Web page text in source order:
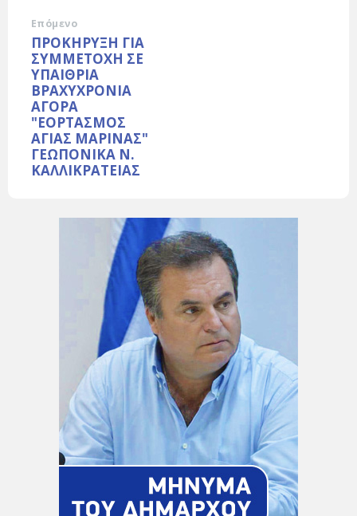
Επόμενο
ΠΡΟΚΗΡΥΞΗ ΓΙΑ
ΣΥΜΜΕΤΟΧΗ ΣΕ
ΥΠΑΙΘΡΙΑ
ΒΡΑΧΥΧΡΟΝΙΑ
ΑΓΟΡΑ
"ΕΟΡΤΑΣΜΟΣ
ΑΓΙΑΣ ΜΑΡΙΝΑΣ"
ΓΕΩΠΟΝΙΚΑ Ν.
ΚΑΛΛΙΚΡΑΤΕΙΑΣ